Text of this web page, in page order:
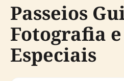
Passeios
Fotografia
Especiais